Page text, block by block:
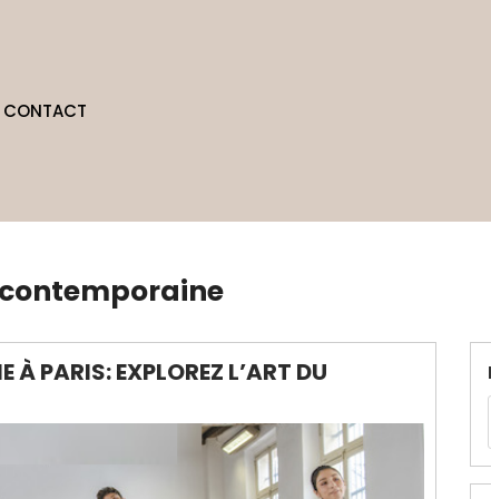
CONTACT
À PARIS: EXPLOREZ L’ART DU